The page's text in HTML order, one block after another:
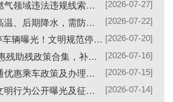
不文明行为曝光台 | 违停车辆曝光！文明规范停车，守护阿合奇畅通街巷 [2026-07-20]
收藏！2026年阿合奇县惠残助残政策合集，补贴、康复、助学、改造全覆盖 [2026-07-16]
关于阿合奇县公交一卡通优惠乘车政策及办理事宜的公告 [2026-07-15]
阿合奇县关于对居民不文明行为公开曝光及征集文明好人好事、文明典型案例的公告
[2026-07-13]
重磅预热！7月14日，克孜勒苏柯尔克孜自治州第十二届玛纳斯国际文化旅游节阿合奇分会场... [2026-07-10]